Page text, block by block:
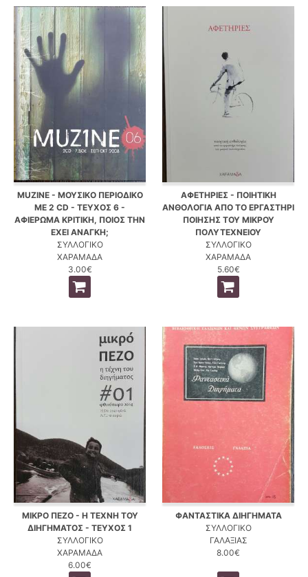
MUZINE - ΜΟΥΣΙΚΟ ΠΕΡΙΟΔΙΚΟ
ΜΕ 2 CD - ΤΕΥΧΟΣ 6 -
ΑΦΙΕΡΩΜΑ ΚΡΙΤΙΚΗ, ΠΟΙΟΣ ΤΗΝ
ΕΧΕΙ ΑΝΑΓΚΗ;
ΣΥΛΛΟΓΙΚΟ
ΧΑΡΑΜΑΔΑ
3.00€
ΑΦΕΤΗΡΙΕΣ - ΠΟΙΗΤΙΚΗ
ΑΝΘΟΛΟΓΙΑ ΑΠΟ ΤΟ ΕΡΓΑΣΤΗΡΙ
ΠΟΙΗΣΗΣ ΤΟΥ ΜΙΚΡΟΥ
ΠΟΛΥΤΕΧΝΕΙΟΥ
ΣΥΛΛΟΓΙΚΟ
ΧΑΡΑΜΑΔΑ
5.60€
ΜΙΚΡΟ ΠΕΖΟ - Η ΤΕΧΝΗ ΤΟΥ
ΔΙΗΓΗΜΑΤΟΣ - ΤΕΥΧΟΣ 1
ΣΥΛΛΟΓΙΚΟ
ΧΑΡΑΜΑΔΑ
6.00€
ΦΑΝΤΑΣΤΙΚΑ ΔΙΗΓΗΜΑΤΑ
ΣΥΛΛΟΓΙΚΟ
ΓΑΛΑΞΙΑΣ
8.00€